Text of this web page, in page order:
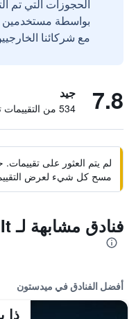
الحجوزات التي تم
مع شركائنا
7.8 جيد
534 من التقييمات تم التحقق منها
لم يتم العثور على
مسح كل شيء لعرض
فنادق مشابهة لـ Who'd A Thought It
أفضل الفنادق في ميدستون